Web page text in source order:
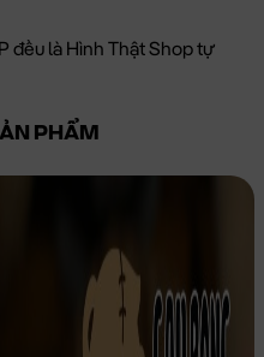
đều là Hình Thật Shop tự
PHẨM